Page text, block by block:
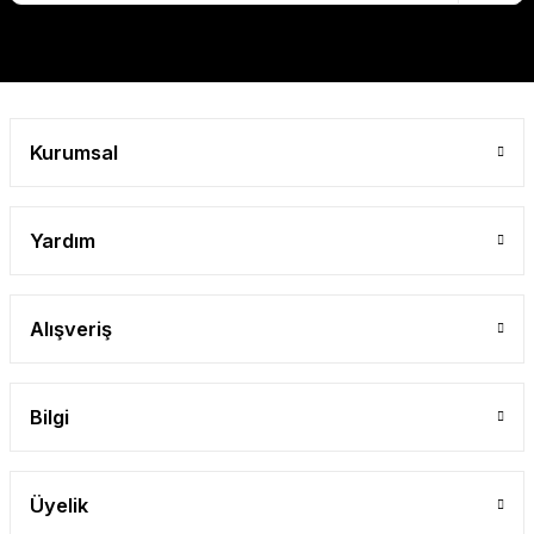
Kurumsal
Yardım
Alışveriş
Bilgi
Üyelik